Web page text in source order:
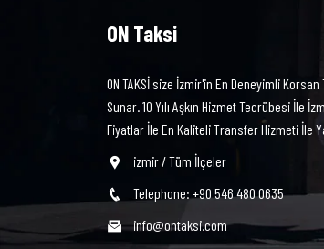
ON Taksi
ON TAKSİ size İzmir'in En Deneyimli
Sunar. 10 Yılı Aşkın Hizmet Tecrübesi İle
Fiyatlar İle En Kaliteli Transfer Hizmeti İle
izmir / Tüm İlçeler
Telephone: +90 546 480 0635
info@ontaksi.com